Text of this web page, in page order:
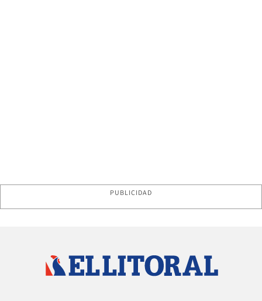
PUBLICIDAD